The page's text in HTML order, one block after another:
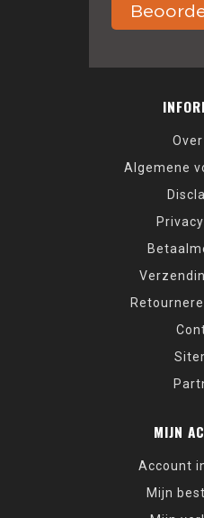
Algemene
MIJN
Account
Mijn